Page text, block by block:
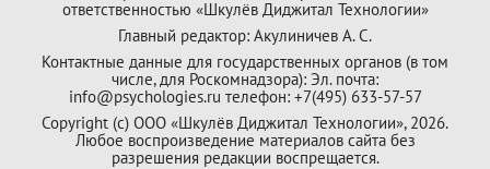
ответственностью «Шкулёв Диджитал Технологии»
Главный редактор: Акулиничев А. С.
Контактные данные для государственных органов (в том
числе, для Роскомнадзора): Эл. почта:
info@psychologies.ru телефон: +7(495) 633-57-57
Copyright (с) ООО «Шкулёв Диджитал Технологии», 2026.
Любое воспроизведение материалов сайта без
разрешения редакции воспрещается.